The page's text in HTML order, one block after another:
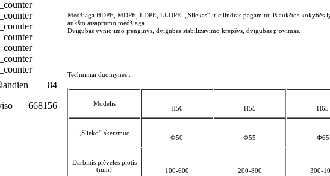
84
668156
Medžiaga HDPE, MDPE, LDPE, LLDPE. „Sliekas“ ir cilindras pagaminti iš aukštos
aukšto atsaprumo medžiaga.
Dvigubas vyniojimo įrenginys, dvigubas stabilizavimo krepšys, dvigubas pjovimas.
Techniniai duomynes :
Modelis
H50 H55 H65
„Slieko“ skersmuo
Ф50 Ф55 Ф65
Darbinis plėvelės plotis
(mm)
100-600 200-800 300-